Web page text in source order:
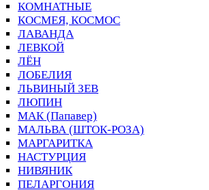
КОМНАТНЫЕ
КОСМЕЯ, КОСМОС
ЛАВАНДА
ЛЕВКОЙ
ЛЁН
ЛОБЕЛИЯ
ЛЬВИНЫЙ ЗЕВ
ЛЮПИН
МАК (Папавер)
МАЛЬВА (ШТОК-РОЗА)
МАРГАРИТКА
НАСТУРЦИЯ
НИВЯНИК
ПЕЛАРГОНИЯ